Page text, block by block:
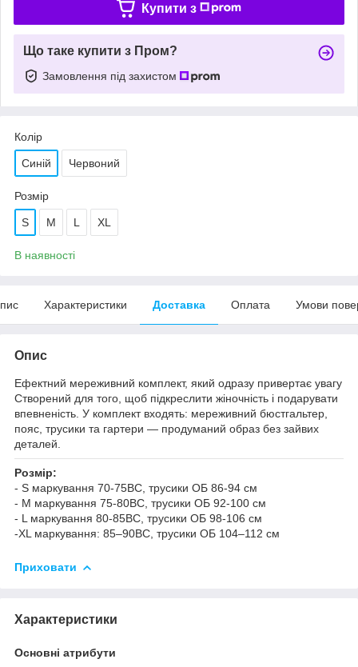
Купити з
Що таке купити з Пром?
Замовлення під захистом
Колір
Синій Червоний
Розмір
S M L XL
В наявності
Характеристики Доставка Оплата Умови
Опис
Ефектний мереживний комплект, який одразу привертає увагу
Створений для того, щоб підкреслити жіночність і подарувати
впевненість. У комплект входять: мереживний бюстгальтер,
пояс, трусики та гартери — продуманий образ без зайвих
деталей.
Розмір:
- S маркування 70-75ВС, трусики ОБ 86-94 см
- M маркування 75-80ВС, трусики ОБ 92-100 см
- L маркування 80-85BC, трусики ОБ 98-106 см
-XL маркування: 85–90BC, трусики ОБ 104–112 см
Приховати
Характеристики
Основні атрибути